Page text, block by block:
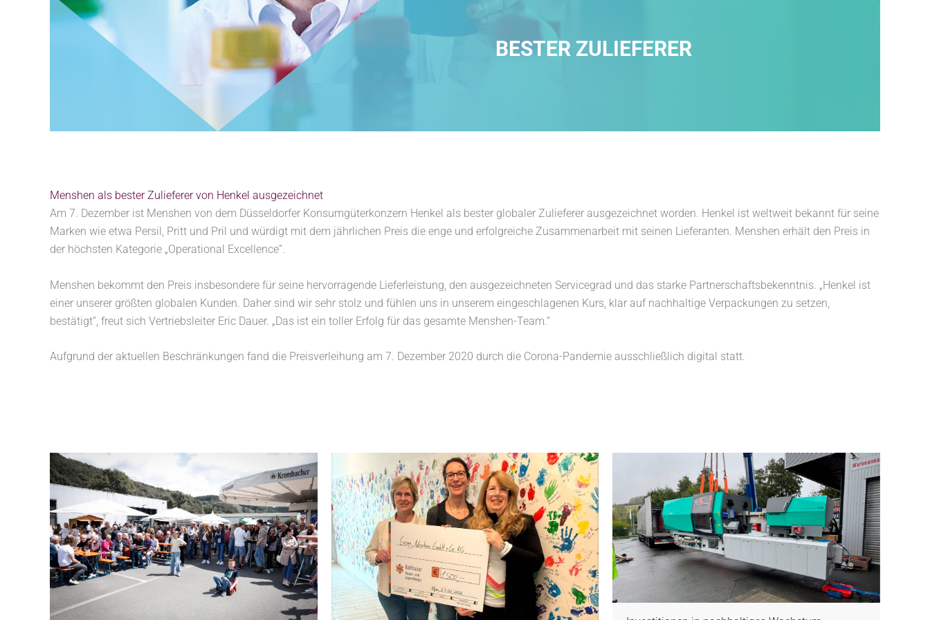
BESTER ZULIEFERER
Menshen als bester Zulieferer von Henkel ausgezeichnet
Am 7. Dezember ist Menshen von dem Düsseldorfer Konsumgüterkonzern Henkel als bester globaler Zulieferer ausgezeichnet worden. Henkel ist weltweit bekannt für seine
Marken wie etwa Persil, Pritt und Pril und würdigt mit dem jährlichen Preis die enge und erfolgreiche Zusammenarbeit mit seinen Lieferanten. Menshen erhält den Preis in
der höchsten Kategorie „Operational Excellence“.
Menshen bekommt den Preis insbesondere für seine hervorragende Lieferleistung, den ausgezeichneten Servicegrad und das starke Partnerschaftsbekenntnis. „Henkel ist
einer unserer größten globalen Kunden. Daher sind wir sehr stolz und fühlen uns in unserem eingeschlagenen Kurs, klar auf nachhaltige Verpackungen zu setzen,
bestätigt“, freut sich Vertriebsleiter Eric Dauer. „Das ist ein toller Erfolg für das gesamte Menshen-Team.“
Aufgrund der aktuellen Beschränkungen fand die Preisverleihung am 7. Dezember 2020 durch die Corona-Pandemie ausschließlich digital statt.